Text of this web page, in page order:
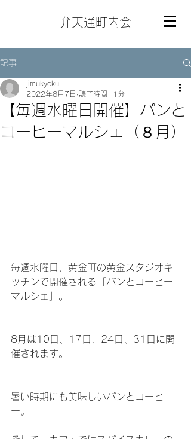
弁天通町内会
記事
【毎週水曜日開催】パンと
コーヒーマルシェ（８月）
jimukyoku
2022年8月7日 読了時間: 1分
毎週水曜日、黄金町の黄金スタジオキ
ッチンで開催される「パンとコーヒー
マルシェ」。
8月は10日、17日、24日、31日に開
催されます。
暑い時期にも美味しいパンとコーヒ
ー。